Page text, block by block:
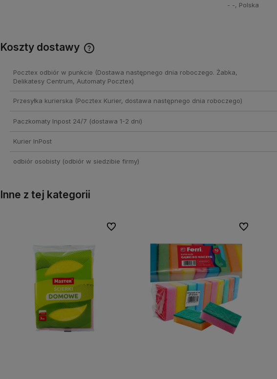
- -, Polska
Koszty dostawy
Cena nie zawiera ewentualnych
kosztów płatności
Pocztex odbiór w punkcie (Dostawa następnego dnia roboczego. Żabka,
Delikatesy Centrum, Automaty Pocztex)
Przesyłka kurierska (Pocztex Kurier, dostawa następnego dnia roboczego)
Paczkomaty Inpost 24/7 (dostawa 1-2 dni)
Kurier InPost
odbiór osobisty(odbiór w siedzibie firmy)
Inne z tej kategorii
Do ulubionych
Do ulubionych Do ulubionych
Do ulubionych